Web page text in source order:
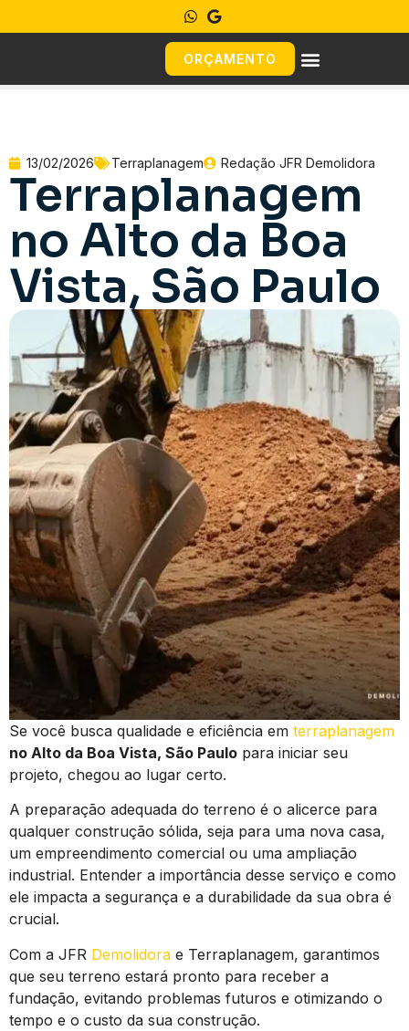
ORÇAMENTO
13/02/2026 Terraplanagem Redação JFR Demolidora
Terraplanagem
no Alto da Boa
Vista, São Paulo
Se você busca qualidade e eficiência em terraplanagem
no Alto da Boa Vista, São Paulo para iniciar seu
projeto, chegou ao lugar certo.
A preparação adequada do terreno é o alicerce para
qualquer construção sólida, seja para uma nova casa,
um empreendimento comercial ou uma ampliação
industrial. Entender a importância desse serviço e como
ele impacta a segurança e a durabilidade da sua obra é
crucial.
Com a JFR Demolidora e Terraplanagem, garantimos
que seu terreno estará pronto para receber a
fundação, evitando problemas futuros e otimizando o
tempo e o custo da sua construção.